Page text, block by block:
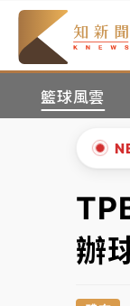
籃球風雲
暑假
中信
故
台
▲
▼
辦